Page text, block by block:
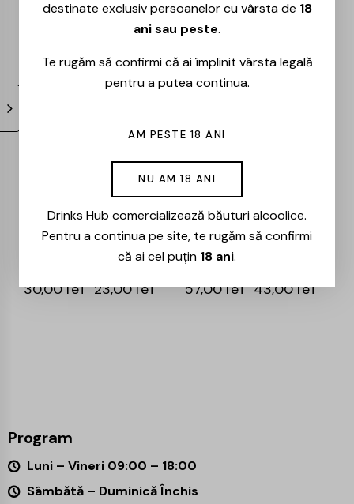
33,00lei
1L
48,00
Garrone – Bianco –
30,00lei 23,00lei
Garrone – Asti
Dolce DOCG – 0.75L
57,00lei 43,00lei
Program
Luni – Vineri 09:00 – 18:00
Sâmbătă – Duminică Închis
destinate exclusiv persoanelor cu vârsta de 18
ani sau peste.
Te rugăm să confirmi că ai împlinit vârsta legală
pentru a putea continua.
AM PESTE 18 ANI
NU AM 18 ANI
Drinks Hub comercializează băuturi alcoolice.
Pentru a continua pe site, te rugăm să confirmi
că ai cel puțin 18 ani.